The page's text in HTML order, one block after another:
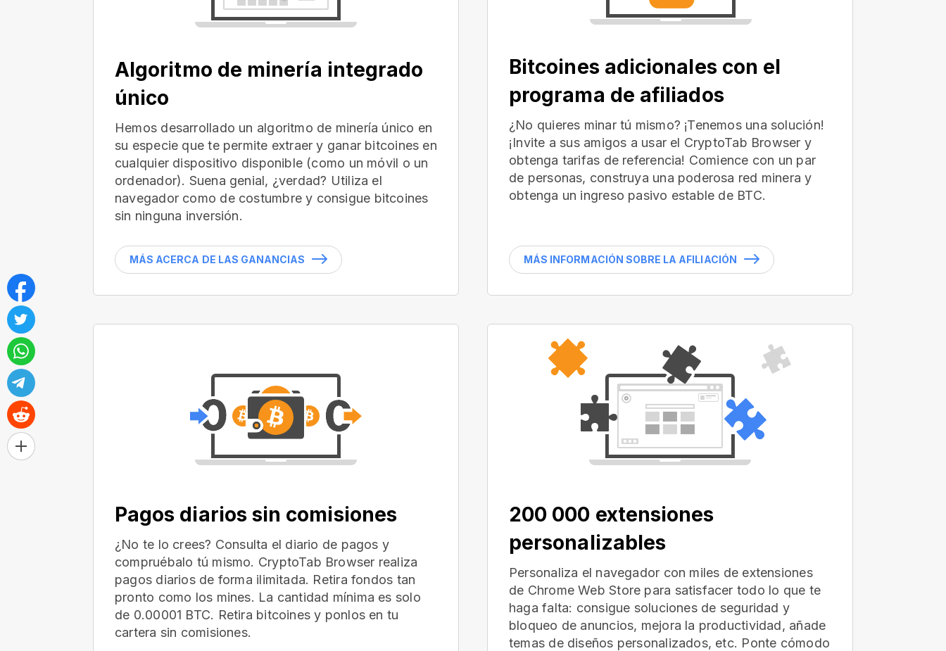
Algoritmo de minería integrado
único
Hemos desarrollado un algoritmo de minería único en
su especie que te permite extraer y ganar bitcoines en
cualquier dispositivo disponible (como un móvil o un
ordenador). Suena genial, ¿verdad? Utiliza el
navegador como de costumbre y consigue bitcoines
sin ninguna inversión.
MÁS ACERCA DE LAS GANANCIAS
Bitcoines adicionales con el
programa de afiliados
¿No quieres minar tú mismo? ¡Tenemos una solución!
¡Invite a sus amigos a usar el CryptoTab Browser y
obtenga tarifas de referencia! Comience con un par
de personas, construya una poderosa red minera y
obtenga un ingreso pasivo estable de BTC.
MÁS INFORMACIÓN SOBRE LA AFILIACIÓN
Pagos diarios sin comisiones
¿No te lo crees? Consulta el diario de pagos y
compruébalo tú mismo. CryptoTab Browser realiza
pagos diarios de forma ilimitada. Retira fondos tan
pronto como los mines. La cantidad mínima es solo
de 0.00001 BTC. Retira bitcoines y ponlos en tu
cartera sin comisiones.
200 000 extensiones
personalizables
Personaliza el navegador con miles de extensiones
de Chrome Web Store para satisfacer todo lo que te
haga falta: consigue soluciones de seguridad y
bloqueo de anuncios, mejora la productividad, añade
temas de diseños personalizados, etc. Ponte cómodo